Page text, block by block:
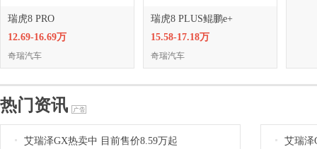
瑞虎8 PRO
12.69-16.69万
奇瑞汽车
瑞虎8 PLUS鲲鹏e+
15.58-17.18万
奇瑞汽车
热门资讯
艾瑞泽GX热卖中 目前售价8.59万起 艾瑞泽